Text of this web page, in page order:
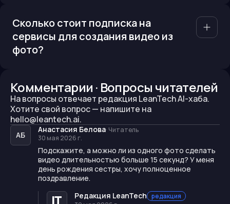
Сколько стоит подписка на
сервисы для создания видео из
фото?
Комментарии · Вопросы читателей
На вопросы отвечает редакция LeanTech AI-хаба.
Хотите свой вопрос — напишите на
hello@leantech.ai.
АБ
Анастасия Белова· Читатель
30 мая 2026 г.
Подскажите, а можно ли из одного фото сделать
видео длительностью больше 15 секунд? У меня
день рождения сестры, хочу полноценное
поздравление.
Редакция LeanTech редакция